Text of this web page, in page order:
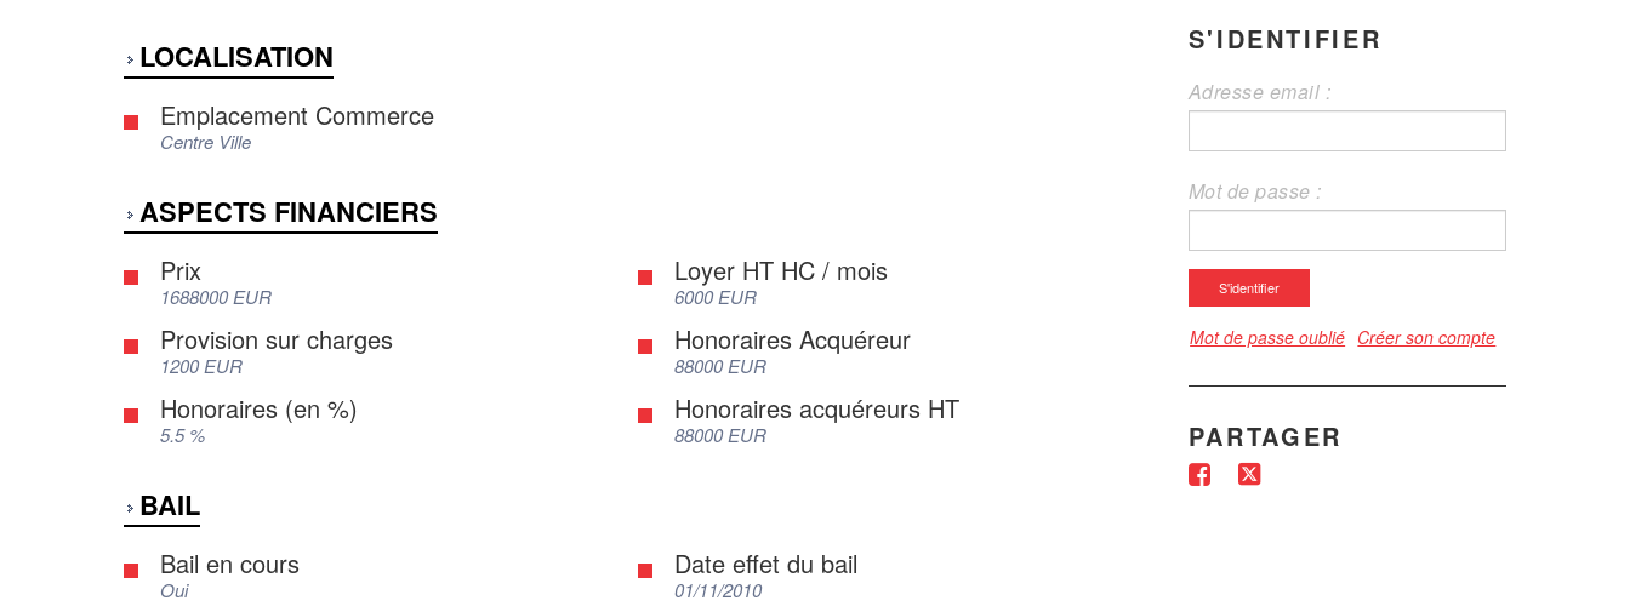
LOCALISATION
Emplacement Commerce
Centre Ville
ASPECTS FINANCIERS
Prix
1688000 EUR
Loyer HT HC / mois
6000 EUR
Provision sur charges
1200 EUR
Honoraires Acquéreur
88000 EUR
Honoraires (en %)
5.5 %
Honoraires acquéreurs HT
88000 EUR
BAIL
Bail en cours
Oui
Date effet du bail
01/11/2010
S'IDENTIFIER
Adresse email :
Mot de passe :
S'identifier
Mot de passe oublié Créer son compte
PARTAGER